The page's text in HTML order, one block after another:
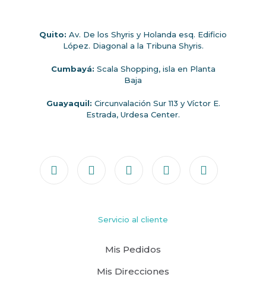
Quito: Av. De los Shyris y Holanda esq. Edificio
López. Diagonal a la Tribuna Shyris.
Cumbayá: Scala Shopping, isla en Planta
Baja
Guayaquil: Circunvalación Sur 113 y Víctor E.
Estrada, Urdesa Center.
Servicio al cliente
Mis Pedidos
Mis Direcciones